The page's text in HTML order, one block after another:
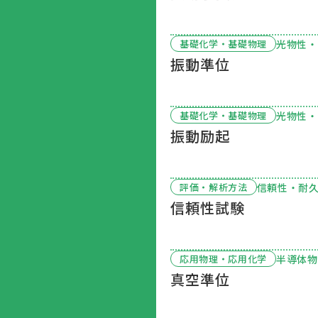
基礎化学・基礎物理 光物性
振動準位
基礎化学・基礎物理 光物性
振動励起
評価・解析方法 信頼性・耐
信頼性試験
応用物理・応用化学 半導体
真空準位